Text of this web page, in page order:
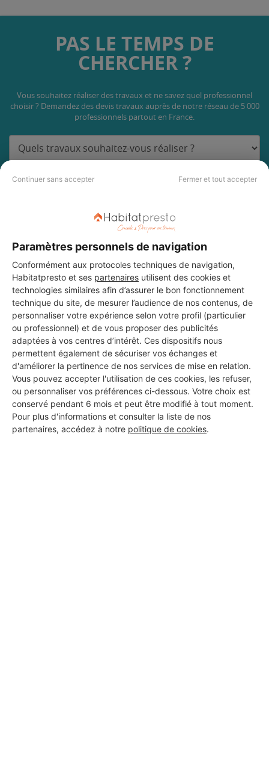
Continuer sans accepter Fermer et tout accepter
Paramètres personnels de navigation
Conformément aux protocoles techniques de navigation,
Habitatpresto et ses partenaires utilisent des cookies et
technologies similaires afin d’assurer le bon fonctionnement
technique du site, de mesurer l’audience de nos contenus, de
personnaliser votre expérience selon votre profil (particulier
ou professionnel) et de vous proposer des publicités
adaptées à vos centres d’intérêt. Ces dispositifs nous
permettent également de sécuriser vos échanges et
d'améliorer la pertinence de nos services de mise en relation.
Vous pouvez accepter l'utilisation de ces cookies, les refuser,
ou personnaliser vos préférences ci-dessous. Votre choix est
conservé pendant 6 mois et peut être modifié à tout moment.
Pour plus d'informations et consulter la liste de nos
partenaires, accédez à notre politique de cookies.
PAS LE TEMPS DE
CHERCHER ?
Vous souhaitez réaliser des travaux et ne savez quel professionnel
choisir ? Demandez des devis travaux auprès de notre réseau de 5 000
professionnels partout en France.
Les 2 autres Installateurs
d'alarmes pour vos travaux à
Beaumont-de-Pertuis
TOITSURTOIT84
Beaumont-de-Pertuis
Voir sa fiche